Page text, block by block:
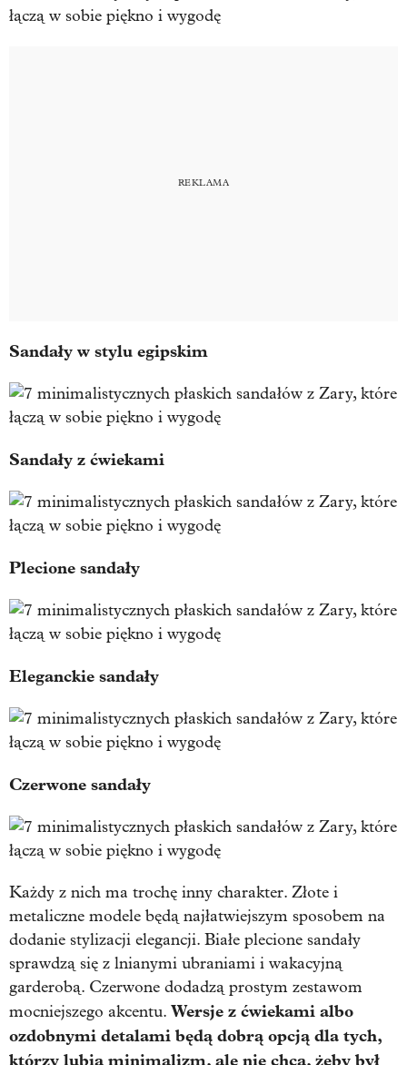
Sandały w stylu egipskim
Sandały z ćwiekami
Plecione sandały
Eleganckie sandały
Czerwone sandały
Każdy z nich ma trochę inny charakter. Złote i
metaliczne modele będą najłatwiejszym sposobem na
dodanie stylizacji elegancji. Białe plecione sandały
sprawdzą się z lnianymi ubraniami i wakacyjną
garderobą. Czerwone dodadzą prostym zestawom
mocniejszego akcentu. Wersje z ćwiekami albo
ozdobnymi detalami będą dobrą opcją dla tych,
którzy lubią minimalizm, ale nie chcą, żeby był